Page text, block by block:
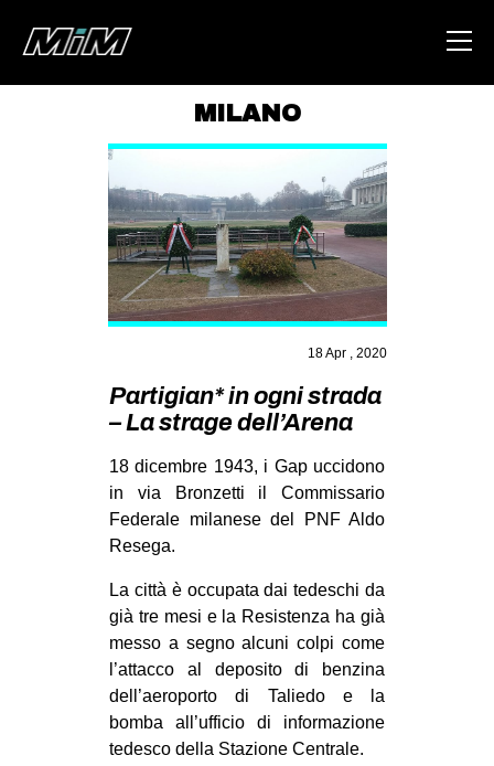
AREA
DEGENERAZIONE
GAZA FREESTYLE
CSOA LAMBRETTA
MSM
STUDENTI TSUNAMI
ZAM
SPAZI
SPORT POPOLARE
MOVIMENTI
AMBIENTE
ANTIFASCISMO
MILANO
18 Apr , 2020
Partigian* in ogni strada
– La strage dell’Arena
18 dicembre 1943, i Gap uccidono
in via Bronzetti il Commissario
Federale milanese del PNF Aldo
Resega.
La città è occupata dai tedeschi da
già tre mesi e la Resistenza ha già
messo a segno alcuni colpi come
l’attacco al deposito di benzina
dell’aeroporto di Taliedo e la
bomba all’ufficio di informazione
tedesco della Stazione Centrale.